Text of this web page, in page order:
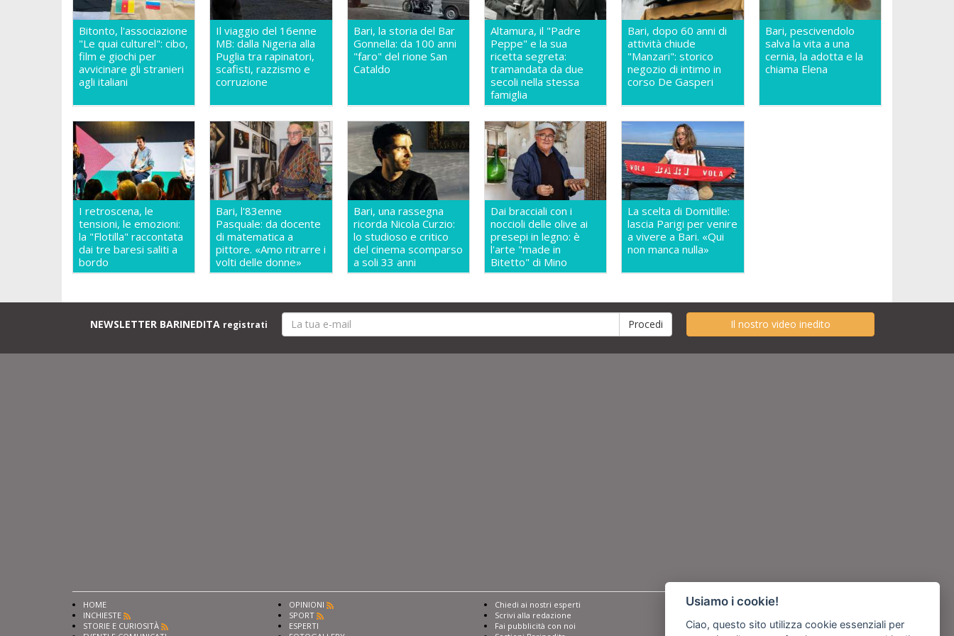
Bitonto, l'associazione
"Le quai culturel": cibo,
film e giochi per
avvicinare gli stranieri
agli italiani
Il viaggio del 16enne
MB: dalla Nigeria alla
Puglia tra rapinatori,
scafisti, razzismo e
corruzione
Bari, la storia del Bar
Gonnella: da 100 anni
"faro" del rione San
Cataldo
Altamura, il "Padre
Peppe" e la sua
ricetta segreta:
tramandata da due
secoli nella stessa
famiglia
Bari, dopo 60 anni di
attività chiude
"Manzari": storico
negozio di intimo in
corso De Gasperi
Bari, pescivendolo
salva la vita a una
cernia, la adotta e la
chiama Elena
I retroscena, le
tensioni, le emozioni:
la "Flotilla" raccontata
dai tre baresi saliti a
bordo
Bari, l'83enne
Pasquale: da docente
di matematica a
pittore. «Amo ritrarre i
volti delle donne»
Bari, una rassegna
ricorda Nicola Curzio:
lo studioso e critico
del cinema scomparso
a soli 33 anni
Dai bracciali con i
noccioli delle olive ai
presepi in legno: è
l'arte "made in
Bitetto" di Mino
La scelta di Domitille:
lascia Parigi per venire
a vivere a Bari. «Qui
non manca nulla»
NEWSLETTER BARINEDITA registrati Il nostro video inedito
HOME
INCHIESTE
STORIE E CURIOSITÀ
OPINIONI
SPORT
ESPERTI
Chiedi ai nostri esperti
Scrivi alla redazione
Fai pubblicità con noi
Seguici su
Usiamo i cookie!
Ciao, questo sito utilizza cookie essenziali per